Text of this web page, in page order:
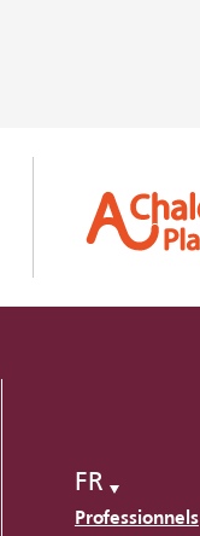
FR
Professionnels